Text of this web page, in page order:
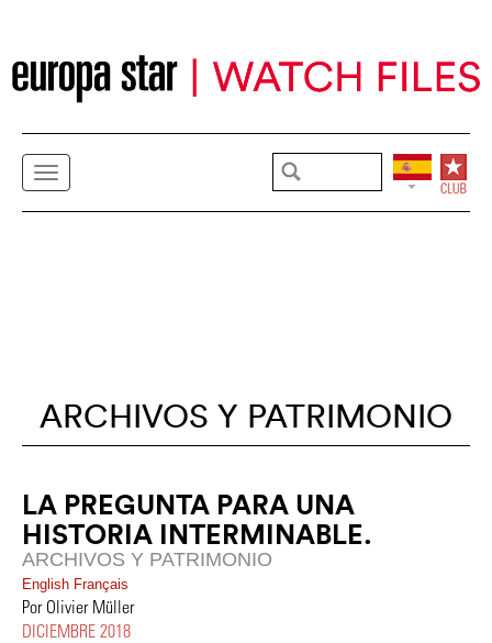
ARCHIVOS Y PATRIMONIO
LA PREGUNTA PARA UNA
HISTORIA INTERMINABLE.
ARCHIVOS Y PATRIMONIO
English Français
Por Olivier Müller
DICIEMBRE 2018